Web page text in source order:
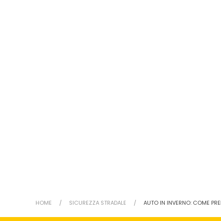
HOME SICUREZZA STRADALE AUTO IN INVERNO: COME